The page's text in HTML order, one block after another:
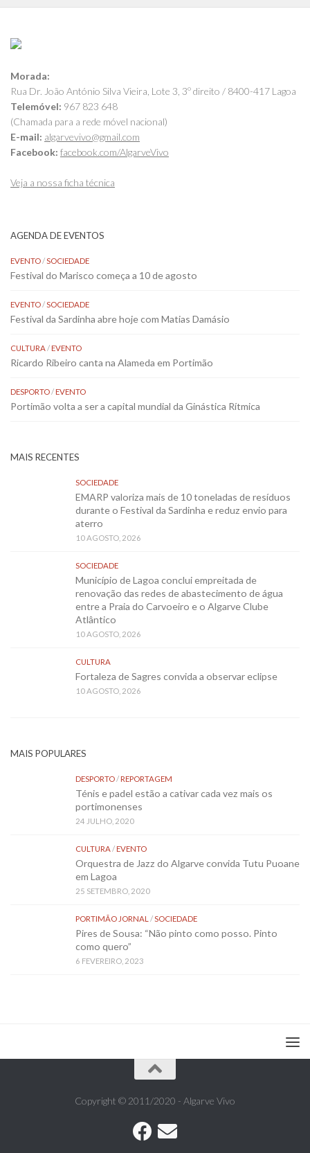
Morada:
Rua Dr. João António Silva Vieira, Lote 3, 3º direito / 8400-417 Lagoa
Telemóvel: 967 823 648
(Chamada para a rede móvel nacional)
E-mail: algarvevivo@gmail.com
Facebook: facebook.com/AlgarveVivo
Veja a nossa ficha técnica
AGENDA DE EVENTOS
EVENTO/SOCIEDADE
Festival do Marisco começa a 10 de agosto
EVENTO/SOCIEDADE
Festival da Sardinha abre hoje com Matias Damásio
CULTURA/EVENTO
Ricardo Ribeiro canta na Alameda em Portimão
DESPORTO/EVENTO
Portimão volta a ser a capital mundial da Ginástica Rítmica
MAIS RECENTES
SOCIEDADE
EMARP valoriza mais de 10 toneladas de resíduos
durante o Festival da Sardinha e reduz envio para
aterro
10 AGOSTO, 2026
SOCIEDADE
Município de Lagoa conclui empreitada de
renovação das redes de abastecimento de água
entre a Praia do Carvoeiro e o Algarve Clube
Atlântico
10 AGOSTO, 2026
CULTURA
Fortaleza de Sagres convida a observar eclipse
10 AGOSTO, 2026
MAIS POPULARES
DESPORTO/REPORTAGEM
Ténis e padel estão a cativar cada vez mais os
portimonenses
24 JULHO, 2020
CULTURA/EVENTO
Orquestra de Jazz do Algarve convida Tutu Puoane
em Lagoa
25 SETEMBRO, 2020
PORTIMÃO JORNAL /SOCIEDADE
Pires de Sousa: “Não pinto como posso. Pinto
como quero”
6 FEVEREIRO, 2023
Copyright © 2011/2020 - Algarve Vivo